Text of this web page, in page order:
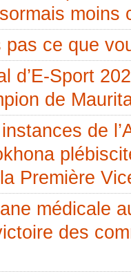
moins
pas ce que
d’E-Sport
de
de
Première
médicale
des